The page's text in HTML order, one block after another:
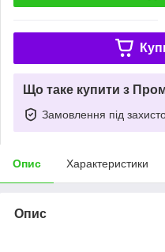
Що таке купити з
Замовлення під
Опис Характеристики
Опис